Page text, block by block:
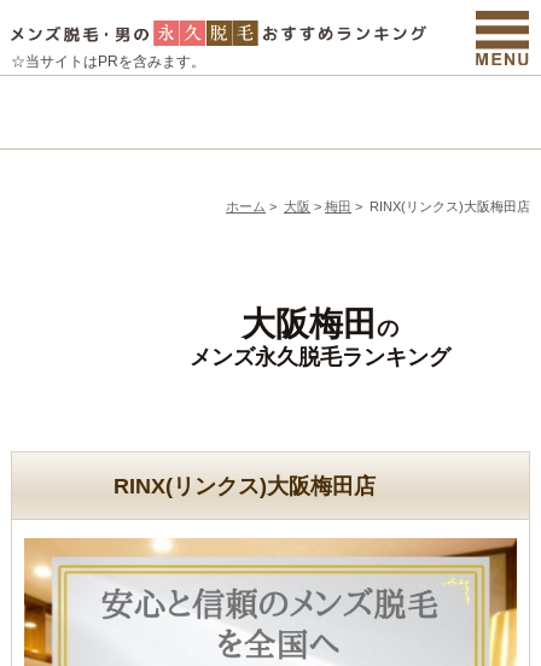
☆当サイトはPRを含みます。
ホーム > 大阪 >梅田 > RINX(リンクス)大阪梅田店
大阪梅田 の
メンズ永久脱毛ランキング
RINX(リンクス)大阪梅田店